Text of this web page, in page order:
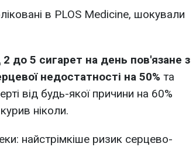
в PLOS Medicine, шокували
2 до 5 сигарет на день пов'язане з
недостатності на 50% та
від будь-якої причини на 60%
ніколи.
найстрімкіше ризик серцево-